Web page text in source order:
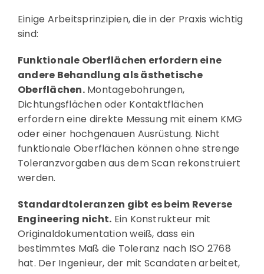
Einige Arbeitsprinzipien, die in der Praxis wichtig
sind:
Funktionale Oberflächen erfordern eine
andere Behandlung als ästhetische
Oberflächen.Montagebohrungen,
Dichtungsflächen oder Kontaktflächen
erfordern eine direkte Messung mit einem KMG
oder einer hochgenauen Ausrüstung. Nicht
funktionale Oberflächen können ohne strenge
Toleranzvorgaben aus dem Scan rekonstruiert
werden.
Standardtoleranzen gibt es beim Reverse
Engineering nicht. Ein Konstrukteur mit
Originaldokumentation weiß, dass ein
bestimmtes Maß die Toleranz nach ISO 2768
hat. Der Ingenieur, der mit Scandaten arbeitet,